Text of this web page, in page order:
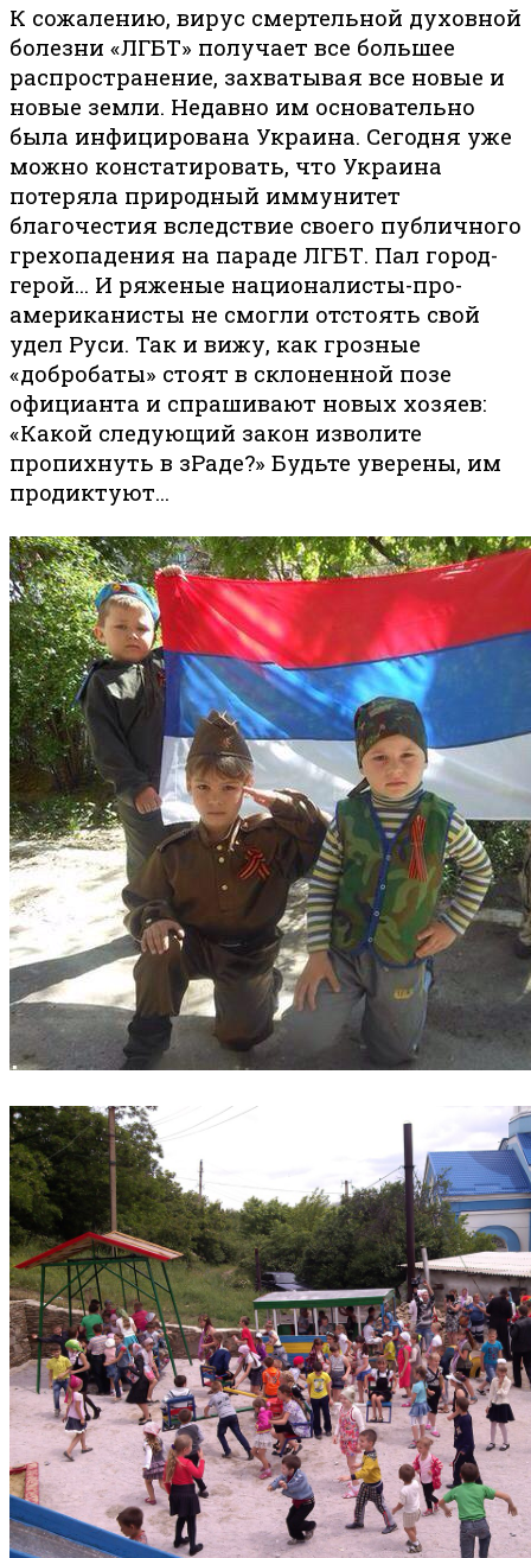
К сожалению, вирус смертельной духовной
болезни «ЛГБТ» получает все большее
распространение, захватывая все новые и
новые земли. Недавно им основательно
была инфицирована Украина. Сегодня уже
можно констатировать, что Украина
потеряла природный иммунитет
благочестия вследствие своего публичного
грехопадения на параде ЛГБТ. Пал город-
герой… И ряженые националисты-про-
американисты не смогли отстоять свой
удел Руси. Так и вижу, как грозные
«добробаты» стоят в склоненной позе
официанта и спрашивают новых хозяев:
«Какой следующий закон изволите
пропихнуть в зРаде?» Будьте уверены, им
продиктуют…